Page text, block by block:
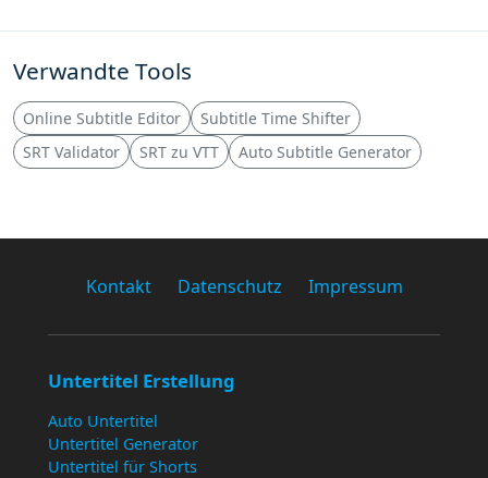
Verwandte Tools
Online Subtitle Editor
Subtitle Time Shifter
SRT Validator
SRT zu VTT Auto Subtitle Generator
Kontakt Datenschutz Impressum
Untertitel Erstellung
Auto Untertitel
Untertitel Generator
Untertitel für Shorts